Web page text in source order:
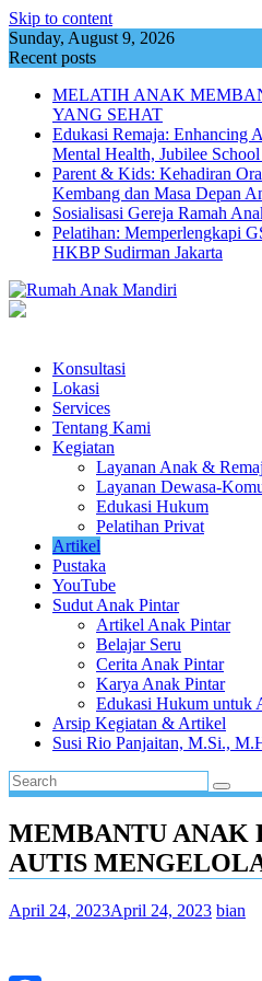
Skip to content
Sunday, August 9, 2026
Recent posts
MELATIH ANAK
YANG SEHAT
Edukasi Remaja: Enhancing
Mental Health, Jubilee School
Parent & Kids: Kehadiran
Kembang dan Masa Depan
Sosialisasi Gereja Ramah
Pelatihan: Memperlengkapi
HKBP Sudirman Jakarta
Konsultasi
Lokasi
Services
Tentang Kami
Kegiatan
Layanan Anak &
Layanan Dewasa-
Edukasi Hukum
Pelatihan Privat
Artikel
Pustaka
YouTube
Sudut Anak Pintar
Artikel Anak Pintar
Belajar Seru
Cerita Anak Pintar
Karya Anak Pintar
Edukasi Hukum untuk
Arsip Kegiatan & Artikel
Susi Rio Panjaitan, M.Si.,
MEMBANTU ANAK
AUTIS
April 24, 2023April 24, 2023 bian